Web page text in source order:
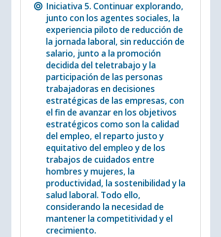
Iniciativa 5. Continuar explorando,
junto con los agentes sociales, la
experiencia piloto de reducción de
la jornada laboral, sin reducción de
salario, junto a la promoción
decidida del teletrabajo y la
participación de las personas
trabajadoras en decisiones
estratégicas de las empresas, con
el fin de avanzar en los objetivos
estratégicos como son la calidad
del empleo, el reparto justo y
equitativo del empleo y de los
trabajos de cuidados entre
hombres y mujeres, la
productividad, la sostenibilidad y la
salud laboral. Todo ello,
considerando la necesidad de
mantener la competitividad y el
crecimiento.